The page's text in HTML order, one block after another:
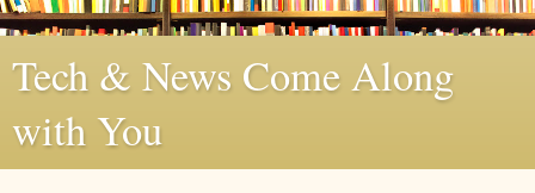
Tech & News Come Along
with You